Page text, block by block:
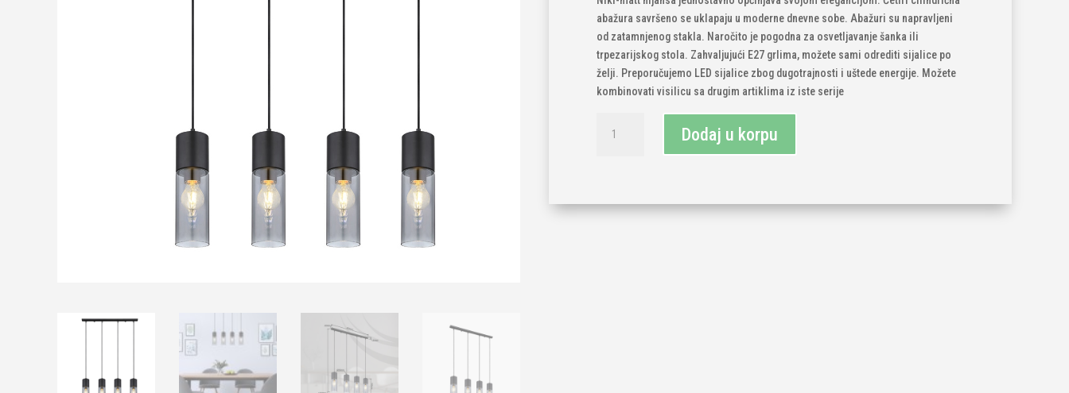
abažura savršeno se uklapaju u moderne dnevne sobe. Abažuri su napravljeni
od zatamnjenog stakla. Naročito je pogodna za osvetljavanje šanka ili
trpezarijskog stola. Zahvaljujući E27 grlima, možete sami odrediti sijalice po
želji. Preporučujemo LED sijalice zbog dugotrajnosti i uštede energije. Možete
kombinovati visilicu sa drugim artiklima iz iste serije
Dodaj u korpu